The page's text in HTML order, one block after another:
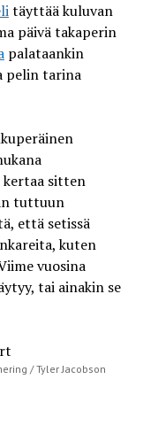
täyttää kuluvan
päivä takaperin
palataankin
pelin tarina
kertaa sitten
tuttuun
että setissä
kuten
vuosina
tai ainakin se
/ Tyler Jacobson